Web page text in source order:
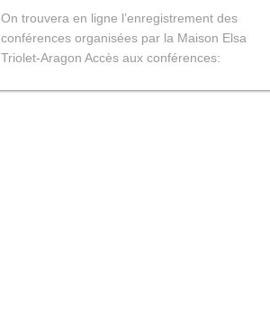
On trouvera en ligne l’enregistrement des
conférences organisées par la Maison Elsa
Triolet-Aragon Accès aux conférences: